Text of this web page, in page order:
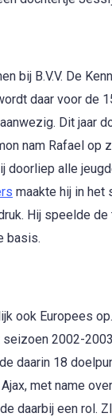
bij B.V.V. De
daar voor de
Dit jaar
nam Rafael
doorliep alle
maakte hij in het
Hij speelde
basis.
ook Europees
seizoen 2002-
daarin 18
met name
daarbij een rol.